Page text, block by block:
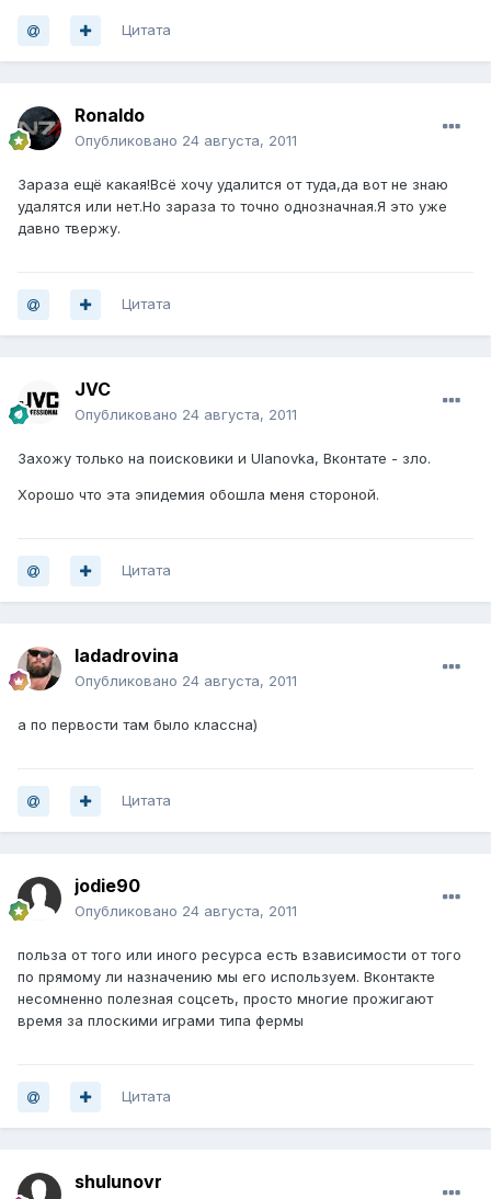
Цитата
Ronaldo
Опубликовано 24 августа, 2011
Зараза ещё какая!Всё хочу удалится от туда,да вот не знаю
удалятся или нет.Но зараза то точно однозначная.Я это уже
давно твержу.
Цитата
JVC
Опубликовано 24 августа, 2011
Захожу только на поисковики и Ulanovka, Вконтате - зло.
Хорошо что эта эпидемия обошла меня стороной.
Цитата
ladadrovina
Опубликовано 24 августа, 2011
а по первости там было классна)
Цитата
jodie90
Опубликовано 24 августа, 2011
польза от того или иного ресурса есть взависимости от того
по прямому ли назначению мы его используем. Вконтакте
несомненно полезная соцсеть, просто многие прожигают
время за плоскими играми типа фермы
Цитата
shulunovr